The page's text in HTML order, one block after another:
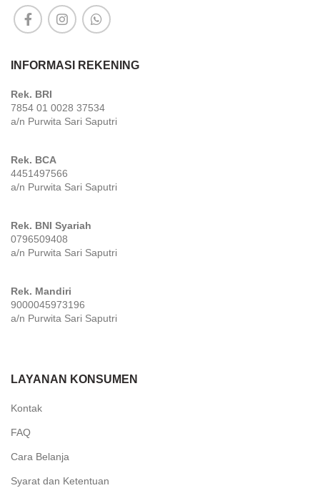
INFORMASI REKENING
Rek. BRI
7854 01 0028 37534
a/n Purwita Sari Saputri
Rek. BCA
4451497566
a/n Purwita Sari Saputri
Rek. BNI Syariah
0796509408
a/n Purwita Sari Saputri
Rek. Mandiri
9000045973196
a/n Purwita Sari Saputri
LAYANAN KONSUMEN
Kontak
FAQ
Cara Belanja
Syarat dan Ketentuan